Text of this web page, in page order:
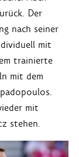
Der
nach seiner
mit
trainierte
mit dem
mit
stehen.